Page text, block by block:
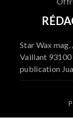
Star Wax
Vaillant 93100
publication